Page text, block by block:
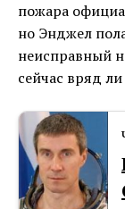
пожара
но Энджел
неисправный
сейчас вряд